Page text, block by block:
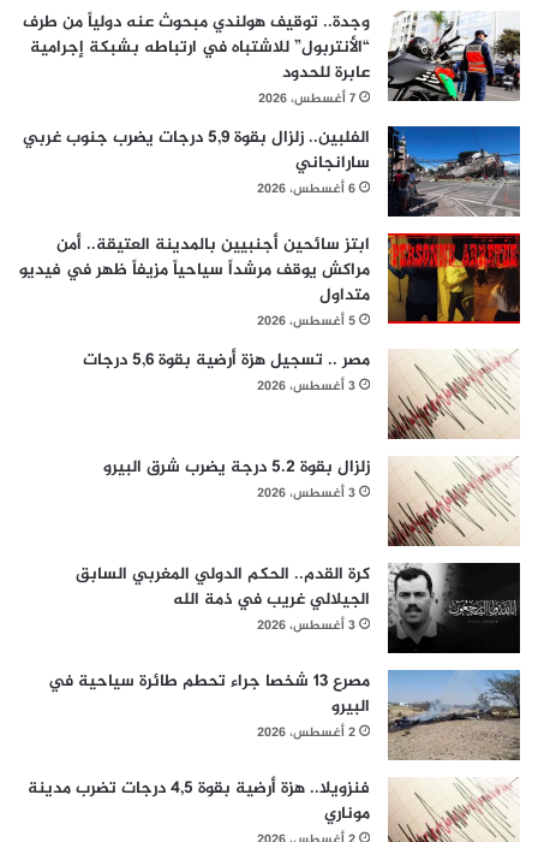
وجدة.. توقيف هولندي مبحوث عنه دولياً من طرف
“الأنتربول” للاشتباه في ارتباطه بشبكة إجرامية
عابرة للحدود
7 أغسطس، 2026
الفلبين.. زلزال بقوة 5,9 درجات يضرب جنوب غربي
سارانجاني
6 أغسطس، 2026
ابتز سائحين أجنبيين بالمدينة العتيقة.. أمن
مراكش يوقف مرشداً سياحياً مزيفاً ظهر في فيديو
متداول
5 أغسطس، 2026
مصر .. تسجيل هزة أرضية بقوة 5,6 درجات
3 أغسطس، 2026
زلزال بقوة 5.2 درجة يضرب شرق البيرو
3 أغسطس، 2026
كرة القدم.. الحكم الدولي المغربي السابق
الجيلالي غريب في ذمة الله
3 أغسطس، 2026
مصرع 13 شخصا جراء تحطم طائرة سياحية في
البيرو
2 أغسطس، 2026
فنزويلا.. هزة أرضية بقوة 4,5 درجات تضرب مدينة
موناري